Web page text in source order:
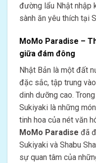
đường lẩu Nhật nhập
sành ăn yêu thích tại
MoMo Paradise –
giữa đám đông
Nhật Bản là một đất
đặc sắc, tập trung
dinh dưỡng cao.
Sukiyaki là những
tinh hoa của nét văn
MoMo Paradise đã
Sukiyaki và Shabu
sự quan tâm của